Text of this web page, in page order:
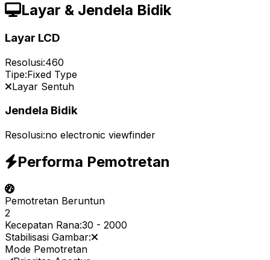
Layar & Jendela Bidik
Layar LCD
Resolusi:460
Tipe:Fixed Type
Layar Sentuh
Jendela Bidik
Resolusi:no electronic viewfinder
Performa Pemotretan
Pemotretan Beruntun
2
Kecepatan Rana:30 - 2000
Stabilisasi Gambar:
Mode Pemotretan